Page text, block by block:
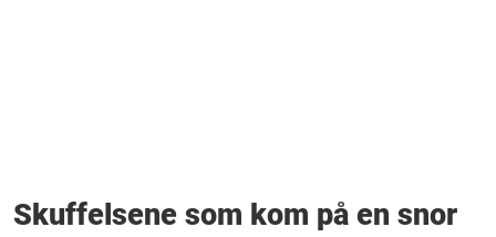
Skuffelsene som kom på en snor